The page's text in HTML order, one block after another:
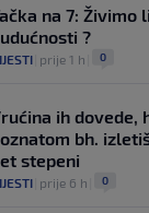
na 7: Živimo
?
prije 1 h 0
ih dovede,
bh.
stepeni
prije 6 h 0